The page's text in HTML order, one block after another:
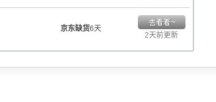
京东缺货6天
2天前更新